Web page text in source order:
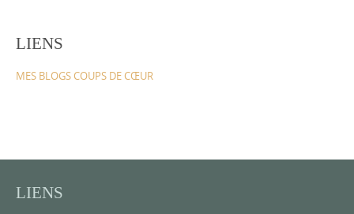
LIENS
MES BLOGS COUPS DE CŒUR
LIENS